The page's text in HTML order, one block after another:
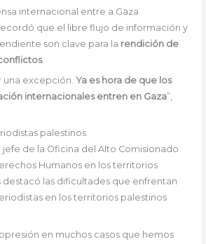
internacional entre a Gaza
que el libre flujo de información y
son clave para la rendición de
.
una excepción. Ya es hora de que los
internacionales entren en Gaza”,
palestinos
jefe de la Oficina del Alto Comisionado
Humanos en los territorios
las dificultades que enfrentan
en los territorios palestinos
en muchos casos que hemos